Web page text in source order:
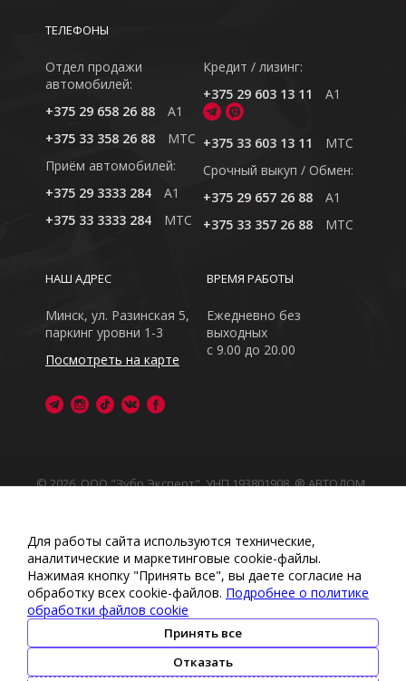
ТЕЛЕФОНЫ
Отдел продажи
автомобилей:
+375 29 658 26 88
A1
+375 33 358 26 88
MTC
Приём автомобилей:
+375 29 3333 284
A1
+375 33 3333 284
MTC
Кредит / лизинг:
+375 29 603 13 11
A1
+375 33 603 13 11
MTC
Cрочный выкуп / Обмен:
+375 29 657 26 88
A1
+375 33 357 26 88
MTC
ВРЕМЯ РАБОТЫ
Ежедневно без
выходных
с 9.00 до 20.00
НАШ АДРЕС
Минск, ул. Разинская 5,
паркинг уровни 1-3
Посмотреть на карте
© 2026, ООО "Зубр Эксперт", УНП 193801908. ® АВТОДОМ
сайт носит исключительно информационный характер
Любое использование либо копирование материалов
или подборки материалов сайта, элементов дизайна и
оформления запрещено
Политика обработки персональных данных
обработки файлов cookie•Политика видеонаблюдения
•Условия обработки персональных данных
Для работы сайта используются технические,
аналитические и маркетинговые сооkіе-файлы.
Нажимая кнопку "Принять все", вы даете согласие на
обработку всех cookie-файлов. Подробнее о политике
обработки файлов cookie
Принять все
Отказать